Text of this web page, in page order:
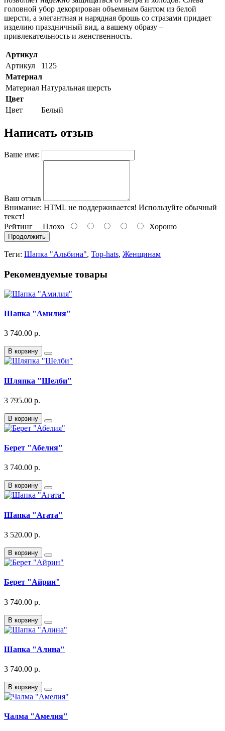
головной убор декорирован объемным бантом из белой
шерсти, а элегантная и нарядная брошь со стразами придает
изделию праздничный вид, а вашему образу –
привлекательность и женственность.
Артикул
Артикул
1125
Материал
Материал Натуральная шерсть
Цвет
Цвет
Белый
Написать отзыв
Ваше имя:
Ваш отзыв
Внимание: HTML не поддерживается! Используйте обычный
текст!
Рейтинг Плохо Хорошо
Продолжить
Теги: Шапка "Альбина", Top-hats, Женщинам
Рекомендуемые товары
Шапка "Амилия"
3 740.00 р.
В корзину
Шляпка "Шелби"
3 795.00 р.
В корзину
Берет "Абелия"
3 740.00 р.
В корзину
Шапка "Агата"
3 520.00 р.
В корзину
Берет "Айрин"
3 740.00 р.
В корзину
Шапка "Алина"
3 740.00 р.
В корзину
Чалма "Амелия"